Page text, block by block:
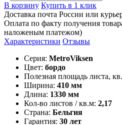
В корзину Купить в 1 клик
Доставка почта России или
Оплата по факту получения
наложеным платежом)
Характеристики Отзывы
Серия: MetroViksen
Цвет: бордо
Полезная площадь листа,
Ширина: 410 мм
Длина: 1330 мм
Кол-во листов / кв.м: 2,17
Страна: Бельгия
Гарантия: 30 лет